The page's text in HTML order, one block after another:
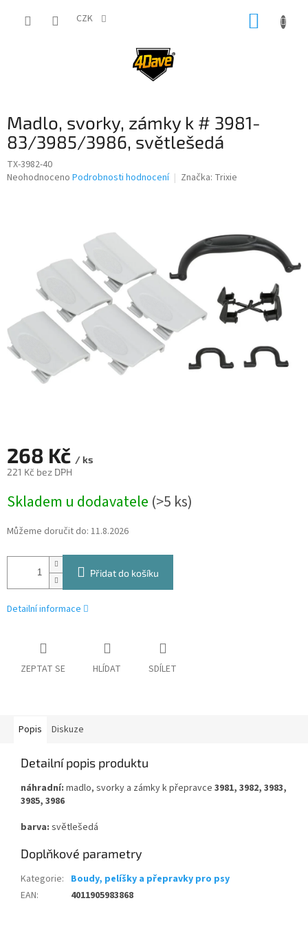
CZK
Madlo, svorky, zámky k # 3981-
83/3985/3986, světlešedá
TX-3982-40
Průměrné
hvězdiček.
Neohodnoceno Podrobnosti hodnocení Značka: Trixie
268 Kč / ks
221 Kč bez DPH
cena:
Skladem u dodavatele (>5 ks)
Můžeme doručit do: 11.8.2026
Přidat do košíku
Detailní informace
ZEPTAT SE HLÍDAT SDÍLET
Popis Diskuze
Detailní popis produktu
náhradní: madlo, svorky a zámky k přepravce 3981, 3982, 3983,
3985, 3986
barva: světlešedá
Doplňkové parametry
Kategorie: Boudy, pelíšky a přepravky pro psy
EAN: 4011905983868